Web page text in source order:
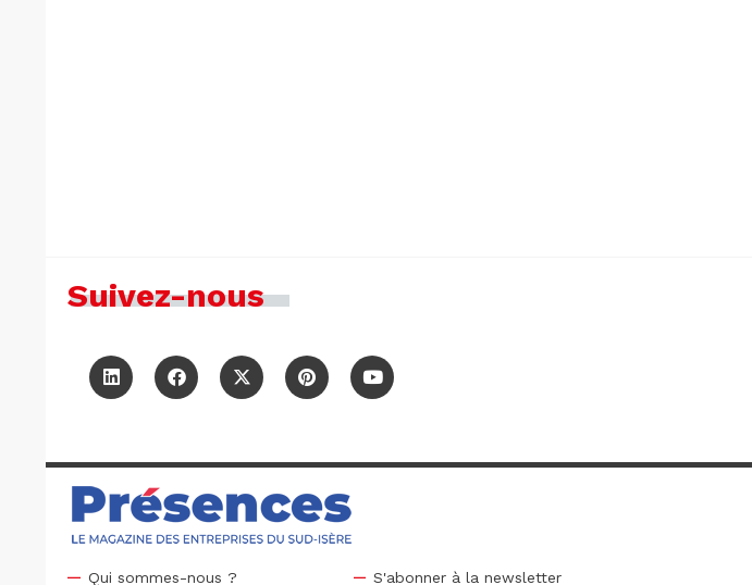
Suivez-nous
Qui sommes-nous ? S'abonner à la newsletter